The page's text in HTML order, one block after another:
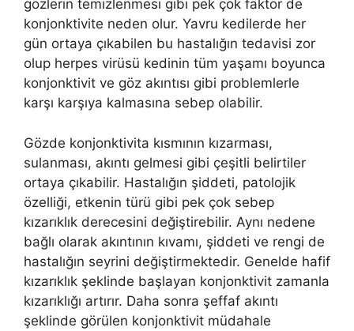
gözlerin temizlenmesi gibi pek çok faktör de
konjonktivite neden olur. Yavru kedilerde her
gün ortaya çıkabilen bu hastalığın tedavisi zor
olup herpes virüsü kedinin tüm yaşamı boyunca
konjonktivit ve göz akıntısı gibi problemlerle
karşı karşıya kalmasına sebep olabilir.
Gözde konjonktivita kısmının kızarması,
sulanması, akıntı gelmesi gibi çeşitli belirtiler
ortaya çıkabilir. Hastalığın şiddeti, patolojik
özelliği, etkenin türü gibi pek çok sebep
kızarıklık derecesini değiştirebilir. Aynı nedene
bağlı olarak akıntının kıvamı, şiddeti ve rengi de
hastalığın seyrini değiştirmektedir. Genelde hafif
kızarıklık şeklinde başlayan konjonktivit zamanla
kızarıklığı artırır. Daha sonra şeffaf akıntı
şeklinde görülen konjonktivit müdahale